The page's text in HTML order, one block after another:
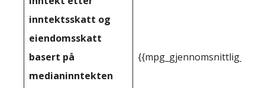
inntektsskatt og
eiendomsskatt
basert på
medianinntekten